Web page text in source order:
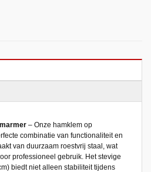
– Onze hamklem op
combinatie van functionaliteit en
van duurzaam roestvrij staal, wat
professioneel gebruik. Het stevige
biedt niet alleen stabiliteit tijdens